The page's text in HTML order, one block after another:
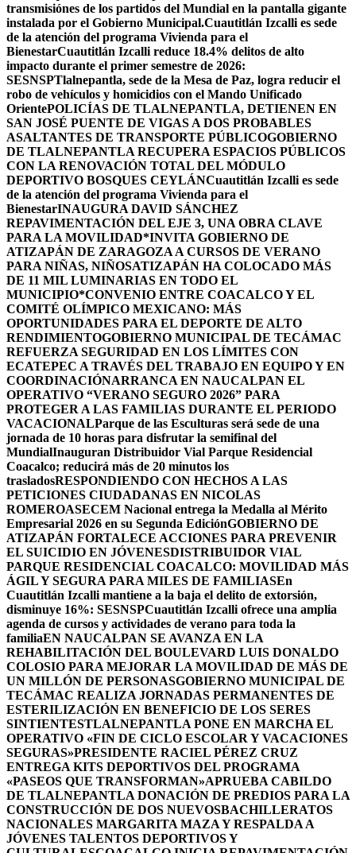
transmisiónes de los partidos del Mundial en la pantalla gigante
instalada por el Gobierno Municipal.Cuautitlán Izcalli es sede
de la atención del programa Vivienda para el
BienestarCuautitlán Izcalli reduce 18.4% delitos de alto
impacto durante el primer semestre de 2026:
SESNSPTlalnepantla, sede de la Mesa de Paz, logra reducir el
robo de vehículos y homicidios con el Mando Unificado
OrientePOLICÍAS DE TLALNEPANTLA, ​DETIENEN EN
SAN JOSÉ PUENTE DE VIGAS A DOS PROBABLES
ASALTANTES DE TRANSPORTE PÚBLICOGOBIERNO
DE TLALNEPANTLA RECUPERA ESPACIOS PÚBLICOS
CON LA RENOVACIÓN TOTAL DEL MÓDULO
DEPORTIVO BOSQUES CEYLÁNCuautitlán Izcalli es sede
de la atención del programa Vivienda para el
BienestarINAUGURA DAVID SÁNCHEZ
REPAVIMENTACIÓN DEL EJE 3, UNA OBRA CLAVE
PARA LA MOVILIDAD*INVITA GOBIERNO DE
ATIZAPÁN DE ZARAGOZA A CURSOS DE VERANO
PARA NIÑAS, NIÑOSATIZAPÁN HA COLOCADO MÁS
DE 11 MIL LUMINARIAS EN TODO EL
MUNICIPIO*CONVENIO ENTRE COACALCO Y EL
COMITÉ OLÍMPICO MEXICANO: MÁS
OPORTUNIDADES PARA EL DEPORTE DE ALTO
RENDIMIENTOGOBIERNO MUNICIPAL DE TECÁMAC
REFUERZA SEGURIDAD EN LOS LÍMITES CON
ECATEPEC A TRAVÉS DEL TRABAJO EN EQUIPO Y EN
COORDINACIÓNARRANCA EN NAUCALPAN EL
OPERATIVO “VERANO SEGURO 2026” PARA
PROTEGER A LAS FAMILIAS DURANTE EL PERIODO
VACACIONALParque de las Esculturas será sede de una
jornada de 10 horas para disfrutar la semifinal del
MundialInauguran Distribuidor Vial Parque Residencial
Coacalco; reducirá más de 20 minutos los
trasladosRESPONDIENDO CON HECHOS A LAS
PETICIONES CIUDADANAS EN NICOLAS
ROMEROASECEM Nacional entrega la Medalla al Mérito
Empresarial 2026 en su Segunda EdiciónGOBIERNO DE
ATIZAPÁN FORTALECE ACCIONES PARA PREVENIR
EL SUICIDIO EN JÓVENESDISTRIBUIDOR VIAL
PARQUE RESIDENCIAL COACALCO: MOVILIDAD MÁS
ÁGIL Y SEGURA PARA MILES DE FAMILIASEn
Cuautitlán Izcalli mantiene a la baja el delito de extorsión,
disminuye 16%: SESNSPCuautitlán Izcalli ofrece una amplia
agenda de cursos y actividades de verano para toda la
familiaEN NAUCALPAN SE AVANZA EN LA
REHABILITACIÓN DEL BOULEVARD LUIS DONALDO
COLOSIO PARA MEJORAR LA MOVILIDAD DE MÁS DE
UN MILLÓN DE PERSONASGOBIERNO MUNICIPAL DE
TECÁMAC REALIZA JORNADAS PERMANENTES DE
ESTERILIZACIÓN EN BENEFICIO DE LOS SERES
SINTIENTESTLALNEPANTLA PONE EN MARCHA EL
OPERATIVO «FIN DE CICLO ESCOLAR Y VACACIONES
SEGURAS»PRESIDENTE RACIEL PÉREZ CRUZ
ENTREGA KITS DEPORTIVOS DEL PROGRAMA
«PASEOS QUE TRANSFORMAN»APRUEBA CABILDO
DE TLALNEPANTLA DONACIÓN DE PREDIOS PARA LA
CONSTRUCCIÓN DE DOS NUEVOSBACHILLERATOS
NACIONALES MARGARITA MAZA Y RESPALDA A
JÓVENES TALENTOS DEPORTIVOS Y